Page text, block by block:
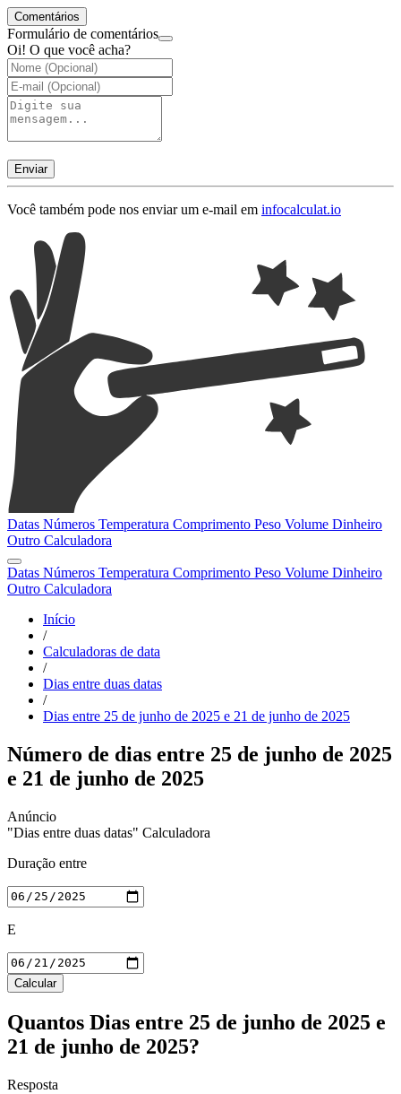
Comentários
Formulário de comentários
Oi! O que você acha?
Enviar
Você também pode nos enviar um e-mail em infocalculat.io
Datas Números Temperatura Comprimento Peso Volume Dinheiro
Outro Calculadora
Datas Números Temperatura Comprimento Peso Volume Dinheiro
Outro Calculadora
Início
/
Calculadoras de data
/
Dias entre duas datas
/
Dias entre 25 de junho de 2025 e 21 de junho de 2025
Número de dias entre 25 de junho de 2025
e 21 de junho de 2025
"Dias entre duas datas" Calculadora
Duração entre
E
Calcular
Quantos Dias entre 25 de junho de 2025 e
21 de junho de 2025?
Resposta